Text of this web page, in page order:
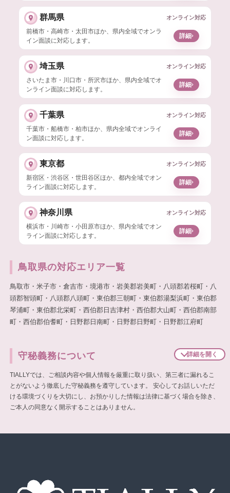
群馬県 オンライン対応
前橋市・高崎市・太田市ほか、県内全域でオンラ
イン面談に対応します。
詳細›
埼玉県 オンライン対応
さいたま市・川口市・所沢市ほか、県内全域でオ
ンライン面談に対応します。
詳細›
千葉県 オンライン対応
千葉市・船橋市・柏市ほか、県内全域でオンライ
ン面談に対応します。
詳細›
東京都 オンライン対応
新宿区・渋谷区・世田谷区ほか、都内全域でオン
ライン面談に対応します。
詳細›
神奈川県 オンライン対応
横浜市・川崎市・小田原市ほか、県内全域でオン
ライン面談に対応します。
詳細›
鳥取県の対応エリア一覧
鳥取市・米子市・倉吉市・境港市・岩美郡岩美町・八頭郡若桜町・八
頭郡智頭町・八頭郡八頭町・東伯郡三朝町・東伯郡湯梨浜町・東伯郡
琴浦町・東伯郡北栄町・西伯郡日吉津村・西伯郡大山町・西伯郡南部
町・西伯郡伯耆町・日野郡日南町・日野郡日野町・日野郡江府町
守秘義務について 詳細を開く
TIALLYでは、ご相談内容や個人情報を厳重に取り扱い、第三者に漏れるこ
とがないよう徹底した守秘義務を遵守しています。
安心してお話しいただ
ける環境づくりを大切にし、お預かりした情報は法律に基づく場合を除き、
ご本人の同意なく開示することはありません。